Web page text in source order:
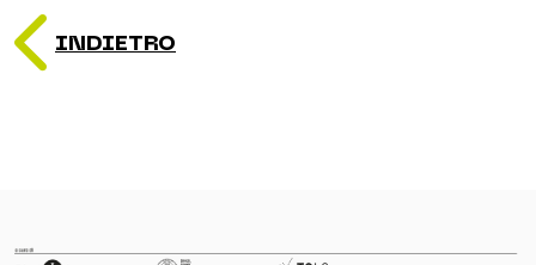
INDIETRO